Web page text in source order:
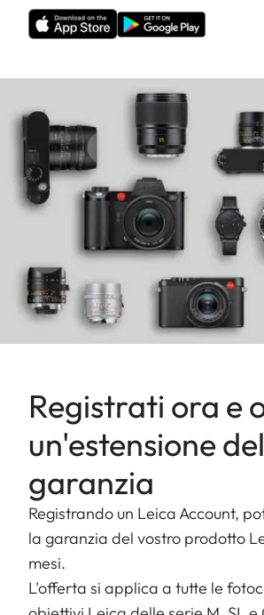
Registrati ora e
un'estensione
garanzia
Registrando un Leica Account,
la garanzia del vostro prodotto
mesi.
L'offerta si applica a tutte le